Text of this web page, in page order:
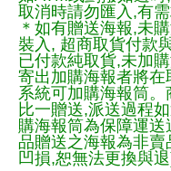
取消時請勿匯入,有
＊如有贈送海報,未
裝入, 超商取貨付款
已付款純取貨,未加
寄出加購海報者將在
系統可加購海報筒
比一贈送,派送過程
購海報筒為保障運
品贈送之海報為非
凹損,恕無法更換與退)